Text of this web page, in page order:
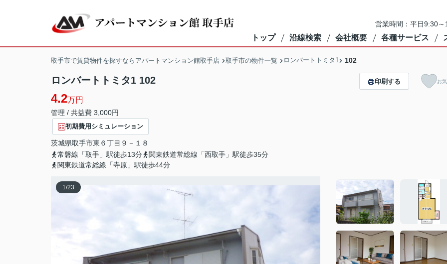
営業時間：平日9:30
トップ 沿線検索 会社概要 各種サービス
取手市で賃貸物件を探すならアパートマンション館取手店 取手市の物件一覧 ロンバートトミタ1 102
ロンバートトミタ1 102
4.2万円
管理 / 共益費 3,000円
初期費用シミュレーション
茨城県取手市東 ６丁目９－１８
常磐線「取手」駅徒歩13分
関東鉄道常総線「西取手」駅徒歩35分
関東鉄道常総線「寺原」駅徒歩44分
印刷する お
1/23